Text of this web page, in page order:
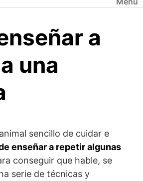
a
una
sencillo de cuidar e
enseñar a repetir algunas
conseguir que hable, se
serie de técnicas y